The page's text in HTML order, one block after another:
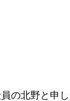
の北野と申